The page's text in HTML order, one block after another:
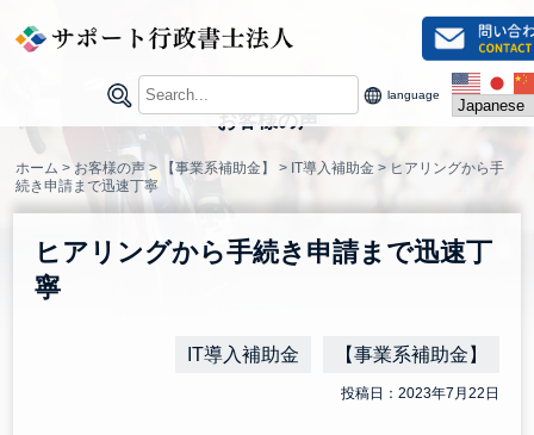
content
language
お客様の声
ホーム > お客様の声 > 【事業系補助金】 > IT導入補助金 > ヒアリングから手
続き申請まで迅速丁寧
ヒアリングから手続き申請まで迅速丁
寧
投稿日：2023年7月22日
IT導入補助金 【事業系補助金】